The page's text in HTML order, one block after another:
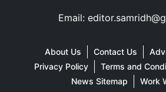
Email:
About Us Contact Us
Privacy Policy
Terms and
News Sitemap
Work